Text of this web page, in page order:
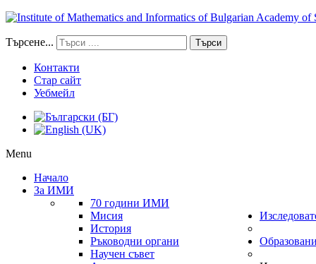
Търсене... Търси
Контакти
Стар сайт
Уебмейл
Menu
Начало
За ИМИ
70 години ИМИ
Мисия
История
Ръководни органи
Научен съвет